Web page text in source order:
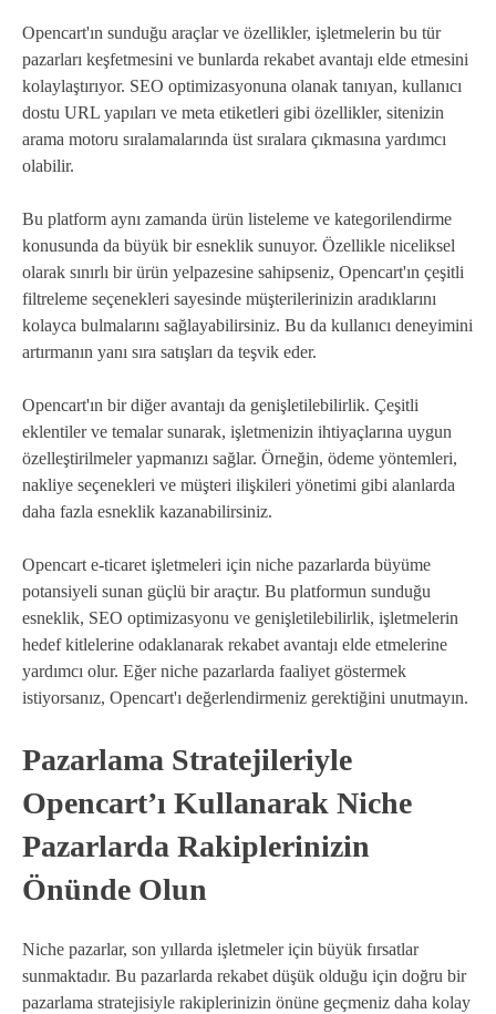
Opencart'ın sunduğu araçlar ve özellikler, işletmelerin bu tür
pazarları keşfetmesini ve bunlarda rekabet avantajı elde etmesini
kolaylaştırıyor. SEO optimizasyonuna olanak tanıyan, kullanıcı
dostu URL yapıları ve meta etiketleri gibi özellikler, sitenizin
arama motoru sıralamalarında üst sıralara çıkmasına yardımcı
olabilir.
Bu platform aynı zamanda ürün listeleme ve kategorilendirme
konusunda da büyük bir esneklik sunuyor. Özellikle niceliksel
olarak sınırlı bir ürün yelpazesine sahipseniz, Opencart'ın çeşitli
filtreleme seçenekleri sayesinde müşterilerinizin aradıklarını
kolayca bulmalarını sağlayabilirsiniz. Bu da kullanıcı deneyimini
artırmanın yanı sıra satışları da teşvik eder.
Opencart'ın bir diğer avantajı da genişletilebilirlik. Çeşitli
eklentiler ve temalar sunarak, işletmenizin ihtiyaçlarına uygun
özelleştirilmeler yapmanızı sağlar. Örneğin, ödeme yöntemleri,
nakliye seçenekleri ve müşteri ilişkileri yönetimi gibi alanlarda
daha fazla esneklik kazanabilirsiniz.
Opencart e-ticaret işletmeleri için niche pazarlarda büyüme
potansiyeli sunan güçlü bir araçtır. Bu platformun sunduğu
esneklik, SEO optimizasyonu ve genişletilebilirlik, işletmelerin
hedef kitlelerine odaklanarak rekabet avantajı elde etmelerine
yardımcı olur. Eğer niche pazarlarda faaliyet göstermek
istiyorsanız, Opencart'ı değerlendirmeniz gerektiğini unutmayın.
Pazarlama Stratejileriyle
Opencart’ı Kullanarak Niche
Pazarlarda Rakiplerinizin
Önünde Olun
Niche pazarlar, son yıllarda işletmeler için büyük fırsatlar
sunmaktadır. Bu pazarlarda rekabet düşük olduğu için doğru bir
pazarlama stratejisiyle rakiplerinizin önüne geçmeniz daha kolay